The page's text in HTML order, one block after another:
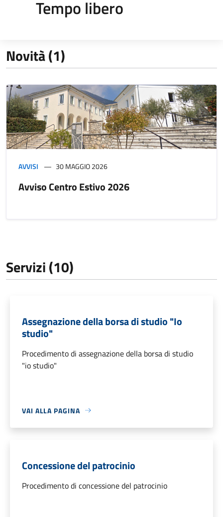
Tempo libero
Novità (1)
AVVISI 30 MAGGIO 2026
Avviso Centro Estivo 2026
Servizi (10)
Assegnazione della borsa di studio "Io
studio"
Procedimento di assegnazione della borsa di studio
"io studio"
VAI ALLA PAGINA
Concessione del patrocinio
Procedimento di concessione del patrocinio